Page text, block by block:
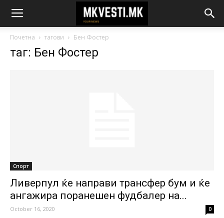
Почетна тагови Бен Фостер
таг: Бен Фостер
Спорт
Ливерпул ќе направи трансфер бум и ќе
ангажира поранешен фудбалер на...
October 16, 2020 0